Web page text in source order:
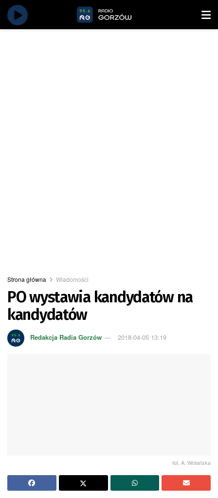
Strona główna Wiadomości
PO wystawia kandydatów na
kandydatów
Redakcja Radia Gorzów 2018-04-05 13:19
fot. A. Wolańska